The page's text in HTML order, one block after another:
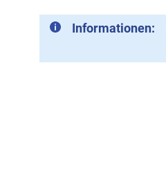
Informationen: